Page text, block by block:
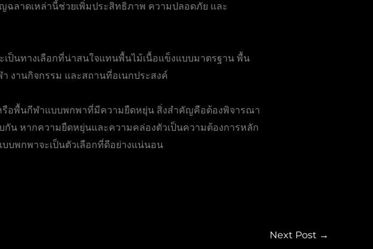
ลาดเหล่านี้ช่วยเพิ่มประสิทธิภาพ ความปลอดภัย และ
ป็นทางเลือกที่น่าสนใจแทนพื้นไม้เนื้อแข็งแบบมาตรฐาน พื้น
งานกิจกรรม และสถานที่อเนกประสงค์
รือพื้นกีฬาแบบพกพาที่มีความยืดหยุ่น สิ่งสำคัญคือต้องพิจารณา
น หากความยืดหยุ่นและความคล่องตัวเป็นความต้องการหลัก
บพกพาจะเป็นตัวเลือกที่ดีอย่างแน่นอน
Next Post →